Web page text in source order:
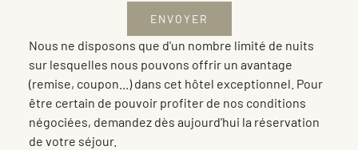
Nous ne disposons que d'un nombre limité de nuits
sur lesquelles nous pouvons offrir un avantage
(remise, coupon...) dans cet hôtel exceptionnel. Pour
être certain de pouvoir profiter de nos conditions
négociées, demandez dès aujourd'hui la réservation
de votre séjour.